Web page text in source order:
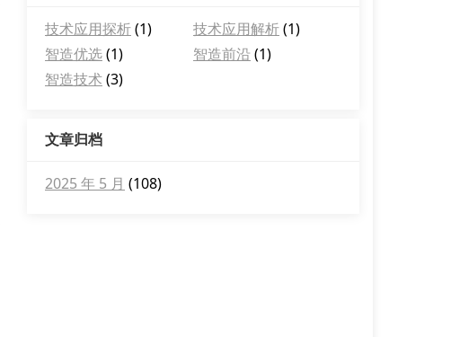
技术应用探析(1) 技术应用解析(1)
智造优选(1) 智造前沿 (1)
智造技术(3)
文章归档
2025 年 5 月 (108)